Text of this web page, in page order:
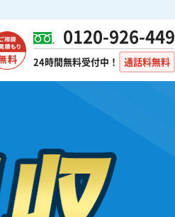
0120-926-449
24時間無料受付中！ 通話料無料